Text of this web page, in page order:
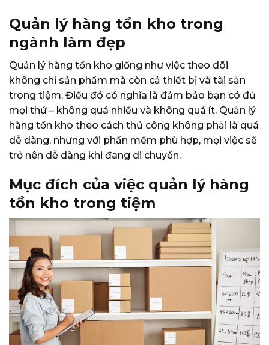
Quản lý hàng tồn kho trong
ngành làm đẹp
Quản lý hàng tồn kho giống như việc theo dõi
không chỉ sản phẩm mà còn cả thiết bị và tài sản
trong tiệm. Điều đó có nghĩa là đảm bảo bạn có đủ
mọi thứ – không quá nhiều và không quá ít. Quản lý
hàng tồn kho theo cách thủ công không phải là quá
dễ dàng, nhưng với phần mềm phù hợp, mọi việc sẽ
trở nên dễ dàng khi đang di chuyển.
Mục đích của việc quản lý hàng
tồn kho trong tiệm